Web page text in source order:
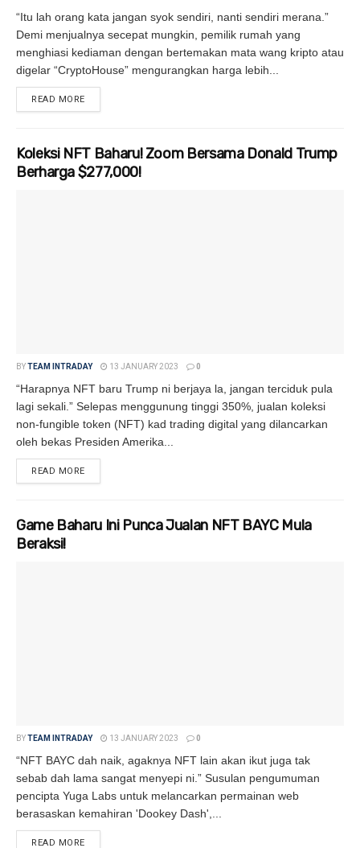
“Itu lah orang kata jangan syok sendiri, nanti sendiri merana.”
Demi menjualnya secepat mungkin, pemilik rumah yang
menghiasi kediaman dengan bertemakan mata wang kripto atau
digelar “CryptoHouse” mengurangkan harga lebih...
READ MORE
Koleksi NFT Baharu! Zoom Bersama Donald Trump
Berharga $277,000!
BYTEAM INTRADAY 13 JANUARY 2023 0
“Harapnya NFT baru Trump ni berjaya la, jangan terciduk pula
lagi sekali.” Selepas menggunung tinggi 350%, jualan koleksi
non-fungible token (NFT) kad trading digital yang dilancarkan
oleh bekas Presiden Amerika...
READ MORE
Game Baharu Ini Punca Jualan NFT BAYC Mula
Beraksi!
BYTEAM INTRADAY 13 JANUARY 2023 0
“NFT BAYC dah naik, agaknya NFT lain akan ikut juga tak
sebab dah lama sangat menyepi ni.” Susulan pengumuman
pencipta Yuga Labs untuk melancarkan permainan web
berasaskan kemahiran 'Dookey Dash',...
READ MORE